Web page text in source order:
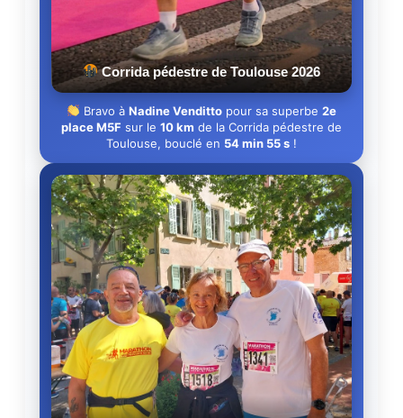
Corrida pédestre de Toulouse 2026
Bravo à Nadine Vendittopour sa superbe 2e
place M5F sur le 10 km de la Corrida pédestre de
Toulouse, bouclé en 54 min 55 s !